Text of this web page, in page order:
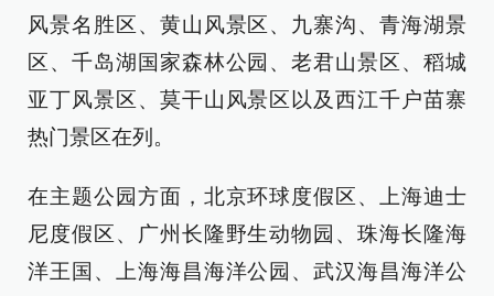
风景名胜区、黄山风景区、九寨沟、青海湖景
区、千岛湖国家森林公园、老君山景区、稻城
亚丁风景区、莫干山风景区以及西江千户苗寨
热门景区在列。
在主题公园方面，北京环球度假区、上海迪士
尼度假区、广州长隆野生动物园、珠海长隆海
洋王国、上海海昌海洋公园、武汉海昌海洋公